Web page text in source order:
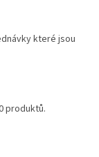
které jsou
produktů.